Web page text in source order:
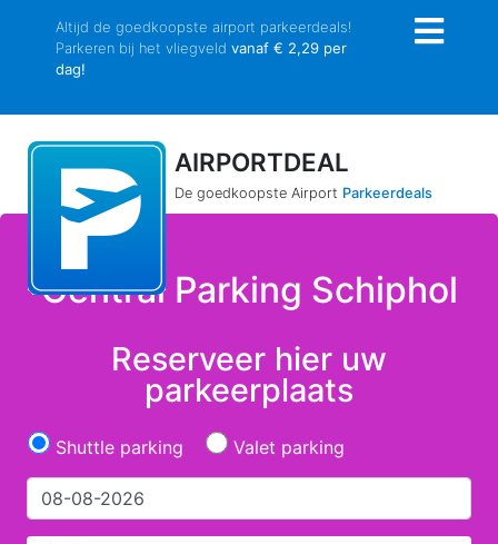
Altijd de goedkoopste airport parkeerdeals!
Parkeren bij het vliegveld vanaf € 2,29 per
dag!
AIRPORTDEAL
De goedkoopste Airport Parkeerdeals
Central Parking Schiphol
Reserveer hier uw
parkeerplaats
Shuttle parking Valet parking